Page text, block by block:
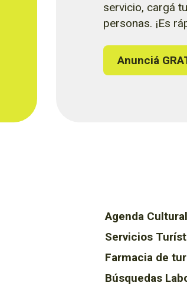
servicio, cargá
personas. ¡Es
Anunciá
Agenda Cultural
Servicios
Farmacia de
Búsquedas